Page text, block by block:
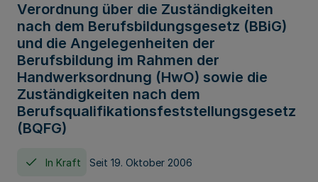
Verordnung über die Zuständigkeiten
nach dem Berufsbildungsgesetz (BBiG)
und die Angelegenheiten der
Berufsbildung im Rahmen der
Handwerksordnung (HwO) sowie die
Zuständigkeiten nach dem
Berufsqualifikationsfeststellungsgesetz
(BQFG)
In Kraft Seit 19. Oktober 2006